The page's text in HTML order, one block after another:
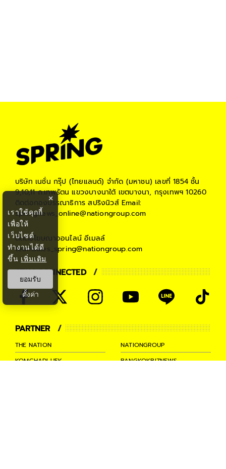
บริษัท เนชั่น กรุ๊ป (ไทยแลนด์) จำกัด (มหาชน) เลขที่ 1854 ชั้น
9,10,11 ถ.เทพรัตน แขวงบางนาใต้ เขตบางนา, กรุงเทพฯ 10260
ติดต่อกองบรรณาธิการ สปริงนิวส์Email:
springnews_online@nationgroup.com
ติดต่อโฆษณาออนไลน์ อีเมลล์
teamsales_spring@nationgroup.com
STAY CONNECTED
PARTNER
THE NATION
NATIONGROUP
KOMCHADLUEK
BANGKOKBIZNEWS
×
เราใช้คุกกี้
เพื่อให้
เว็บไซต์
ทำงานได้ดี
ขึ้น เพิ่มเติม
ยอมรับ
ตั้งค่า